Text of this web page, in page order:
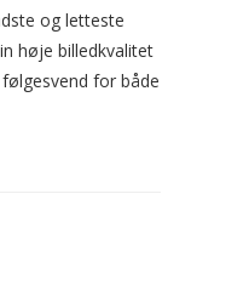
og letteste
høje billedkvalitet
for både